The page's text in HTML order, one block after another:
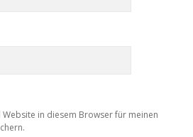
Website in diesem Browser für meinen